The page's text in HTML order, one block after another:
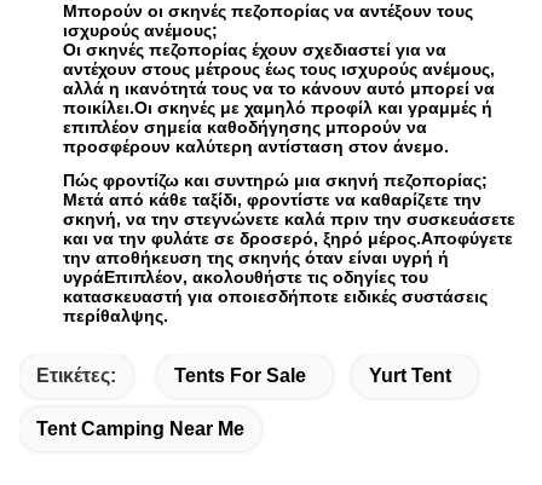
Μπορούν οι σκηνές πεζοπορίας να αντέξουν τους
ισχυρούς ανέμους;
Οι σκηνές πεζοπορίας έχουν σχεδιαστεί για να
αντέχουν στους μέτρους έως τους ισχυρούς ανέμους,
αλλά η ικανότητά τους να το κάνουν αυτό μπορεί να
ποικίλει.Οι σκηνές με χαμηλό προφίλ και γραμμές ή
επιπλέον σημεία καθοδήγησης μπορούν να
προσφέρουν καλύτερη αντίσταση στον άνεμο.
Πώς φροντίζω και συντηρώ μια σκηνή πεζοπορίας;
Μετά από κάθε ταξίδι, φροντίστε να καθαρίζετε την
σκηνή, να την στεγνώνετε καλά πριν την συσκευάσετε
και να την φυλάτε σε δροσερό, ξηρό μέρος.Αποφύγετε
την αποθήκευση της σκηνής όταν είναι υγρή ή
υγράΕπιπλέον, ακολουθήστε τις οδηγίες του
κατασκευαστή για οποιεσδήποτε ειδικές συστάσεις
περίθαλψης.
Ετικέτες: Tents For Sale Yurt Tent
Tent Camping Near Me